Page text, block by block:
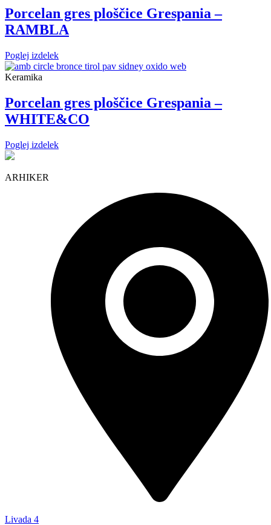
Porcelan gres ploščice Grespania –
RAMBLA
Poglej izdelek
Keramika
Porcelan gres ploščice Grespania –
WHITE&CO
Poglej izdelek
ARHIKER
Livada 4